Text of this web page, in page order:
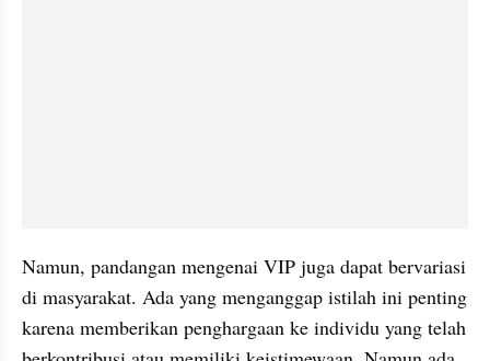
Namun, pandangan mengenai VIP juga dapat bervariasi
di masyarakat. Ada yang menganggap istilah ini penting
karena memberikan penghargaan ke individu yang telah